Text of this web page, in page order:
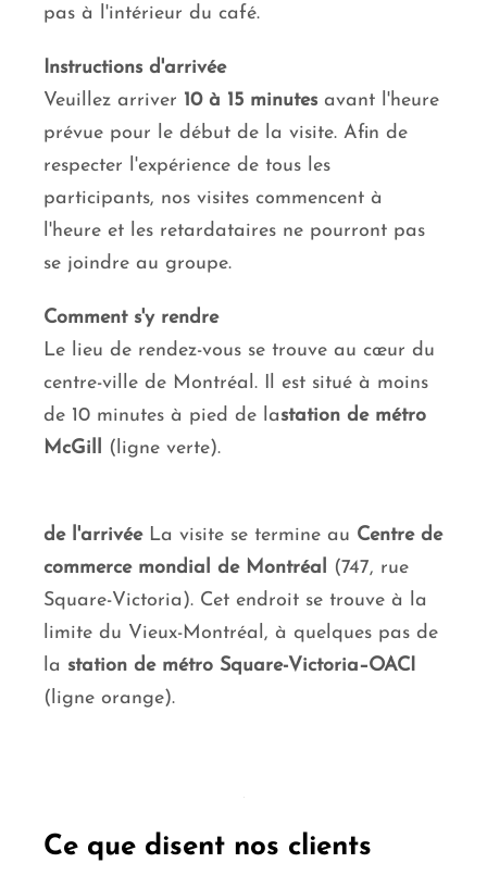
pas à l'intérieur du café.
Instructions d'arrivée
Veuillez arriver 10 à 15 minutesavant l'heure
prévue pour le début de la visite. Afin de
respecter l'expérience de tous les
participants, nos visites commencent à
l'heure et les retardataires ne pourront pas
se joindre au groupe.
Comment s'y rendre
Le lieu de rendez-vous se trouve au cœur du
centre-ville de Montréal. Il est situé à moins
de 10 minutes à pied de lastation de métro
McGill (ligne verte).
de l'arrivéeLa visite se termine au Centre de
commerce mondial de Montréal (747, rue
Square-Victoria). Cet endroit se trouve à la
limite du Vieux-Montréal, à quelques pas de
la station de métro Square-Victoria–OACI
(ligne orange).
Ce que disent nos clients